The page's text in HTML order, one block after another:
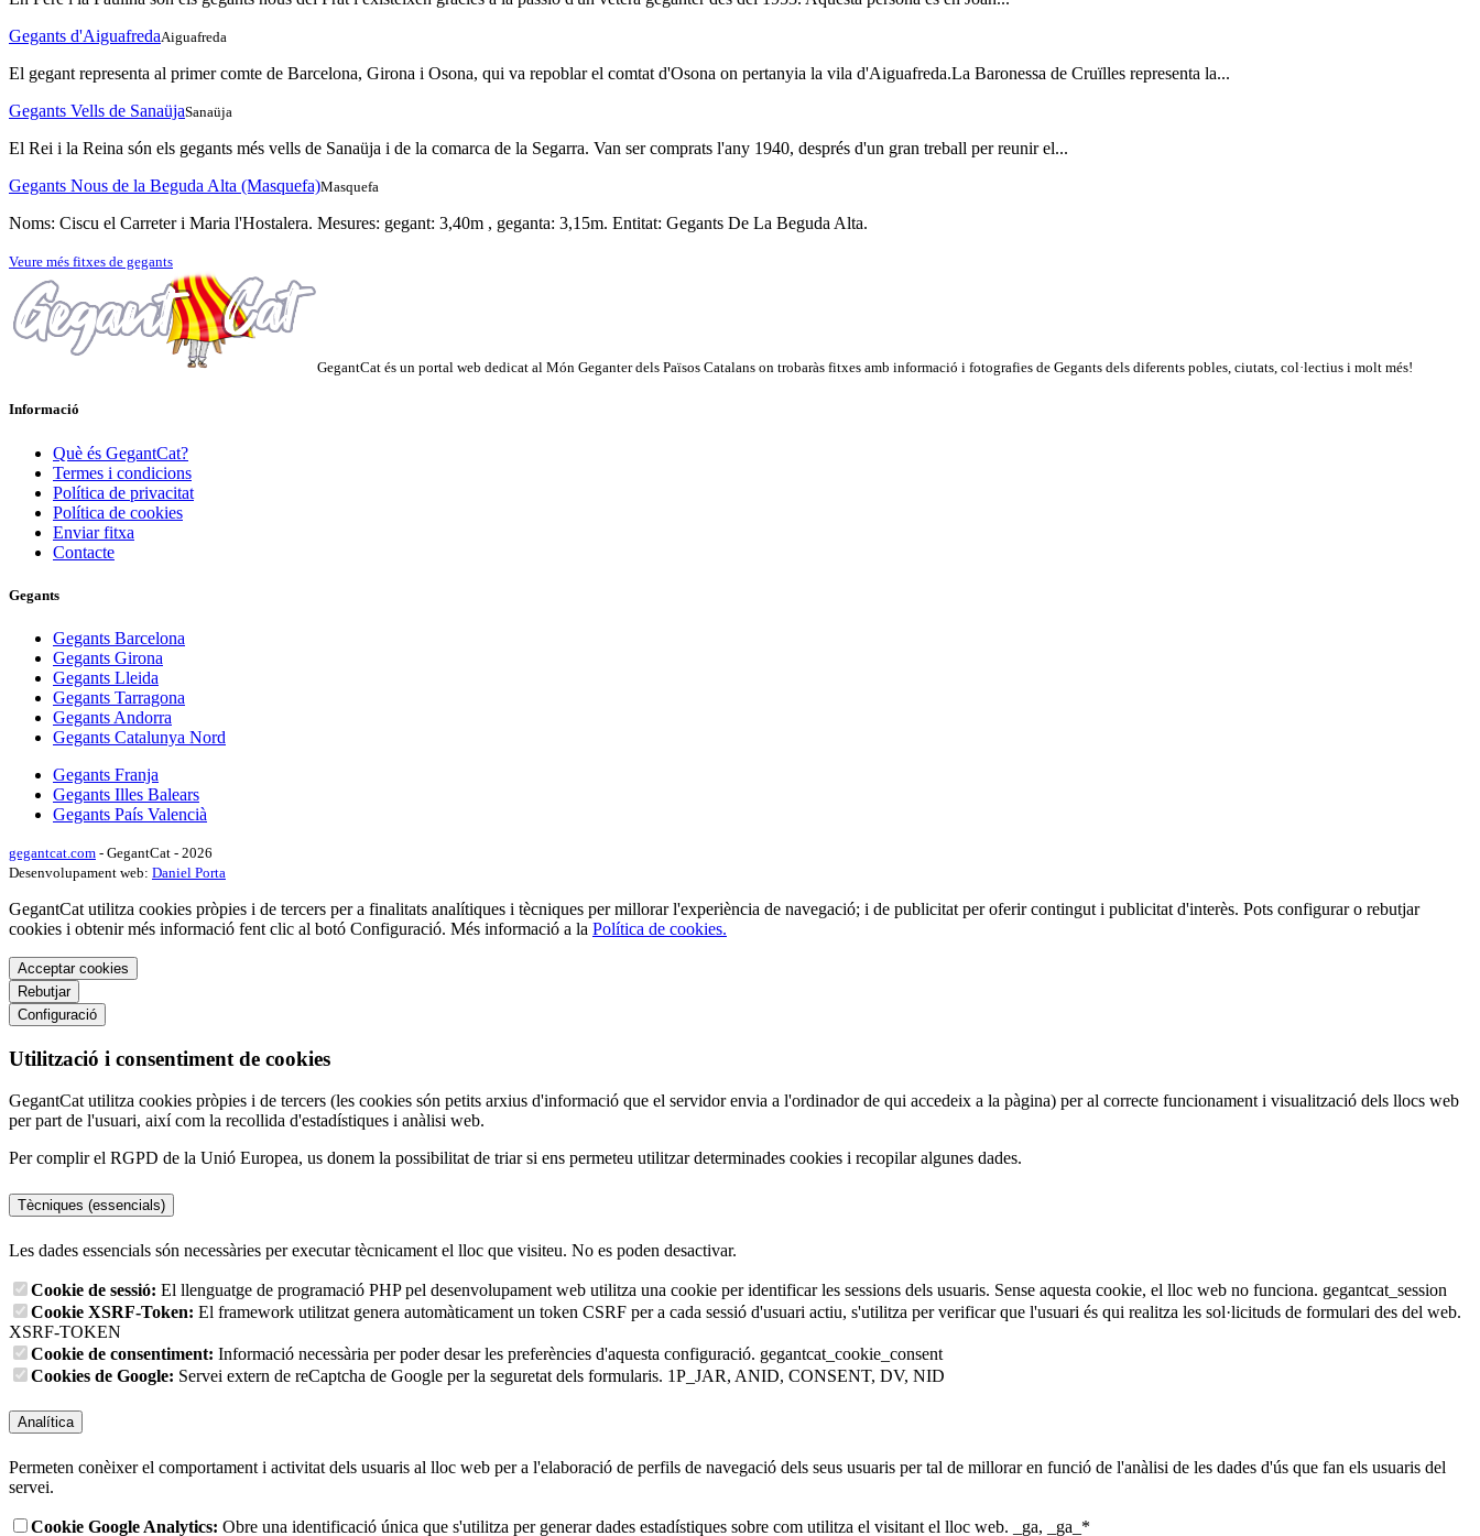
Gegants d'AiguafredaAiguafreda
El gegant representa al primer comte de Barcelona, Girona i Osona, qui va repoblar el comtat d'Osona on pertanyia la vila d'Aiguafreda.La Baronessa de Cruïlles representa la...
Gegants Vells de SanaüjaSanaüja
El Rei i la Reina són els gegants més vells de Sanaüja i de la comarca de la Segarra. Van ser comprats l'any 1940, després d'un gran treball per reunir el...
Gegants Nous de la Beguda Alta (Masquefa)Masquefa
Noms: Ciscu el Carreter i Maria l'Hostalera. Mesures: gegant: 3,40m , geganta: 3,15m. Entitat: Gegants De La Beguda Alta.
Veure més fitxes de gegants
GegantCat és un portal web dedicat al Món Geganter dels Països Catalans on trobaràs fitxes amb informació i fotografies de Gegants dels diferents pobles, ciutats, col·lectius i molt més!
Informació
Què és GegantCat?
Termes i condicions
Política de privacitat
Política de cookies
Enviar fitxa
Contacte
Gegants
Gegants Barcelona
Gegants Girona
Gegants Lleida
Gegants Tarragona
Gegants Andorra
Gegants Catalunya Nord
Gegants Franja
Gegants Illes Balears
Gegants País Valencià
gegantcat.com - GegantCat - 2026
Desenvolupament web: Daniel Porta
GegantCat utilitza cookies pròpies i de tercers per a finalitats analítiques i tècniques per millorar l'experiència de navegació; i de publicitat per oferir contingut i publicitat d'interès. Pots configurar o rebutjar
cookies i obtenir més informació fent clic al botó Configuració. Més informació a la Política de cookies.
Acceptar cookies
Rebutjar
Configuració
Utilització i consentiment de cookies
GegantCat utilitza cookies pròpies i de tercers (les cookies són petits arxius d'informació que el servidor envia a l'ordinador de qui accedeix a la pàgina) per al correcte funcionament i visualització dels llocs web
per part de l'usuari, així com la recollida d'estadístiques i anàlisi web.
Per complir el RGPD de la Unió Europea, us donem la possibilitat de triar si ens permeteu utilitzar determinades cookies i recopilar algunes dades.
Tècniques (essencials)
Les dades essencials són necessàries per executar tècnicament el lloc que visiteu. No es poden desactivar.
Cookie de sessió: El llenguatge de programació PHP pel desenvolupament web utilitza una cookie per identificar les sessions dels usuaris. Sense aquesta cookie, el lloc web no funciona. gegantcat_session
Cookie XSRF-Token: El framework utilitzat genera automàticament un token CSRF per a cada sessió d'usuari actiu, s'utilitza per verificar que l'usuari és qui realitza les sol·licituds de formulari des del web.
XSRF-TOKEN
Cookie de consentiment: Informació necessària per poder desar les preferències d'aquesta configuració. gegantcat_cookie_consent
Cookies de Google: Servei extern de reCaptcha de Google per la seguretat dels formularis. 1P_JAR, ANID, CONSENT, DV, NID
Analítica
Permeten conèixer el comportament i activitat dels usuaris al lloc web per a l'elaboració de perfils de navegació dels seus usuaris per tal de millorar en funció de l'anàlisi de les dades d'ús que fan els usuaris del
servei.
Cookie Google Analytics: Obre una identificació única que s'utilitza per generar dades estadístiques sobre com utilitza el visitant el lloc web. _ga, _ga_*